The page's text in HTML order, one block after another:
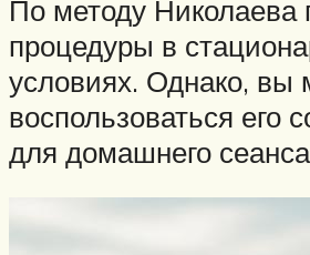
По методу Николаева
процедуры в
условиях. Однако, вы
воспользоваться его
для домашнего